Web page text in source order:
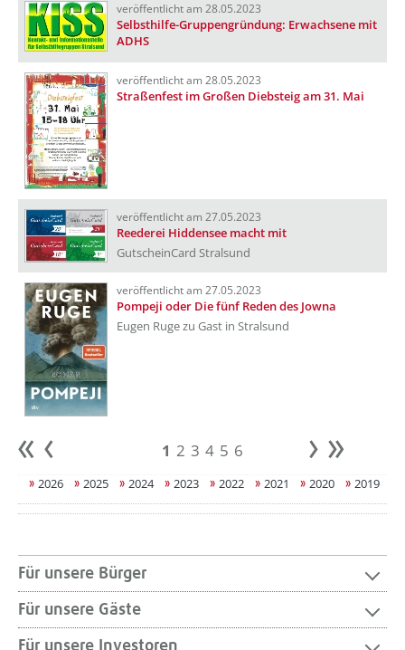
veröffentlicht am 28.05.2023
Selbsthilfe-Gruppengründung: Erwachsene mit
ADHS
veröffentlicht am 28.05.2023
Straßenfest im Großen Diebsteig am 31. Mai
veröffentlicht am 27.05.2023
Reederei Hiddensee macht mit
GutscheinCard Stralsund
veröffentlicht am 27.05.2023
Pompeji oder Die fünf Reden des Jowna
Eugen Ruge zu Gast in Stralsund
Anfang 1 2 3 4 5 6 weiter
2026 2025 2024 2023 2022 2021 2020 2019
Für unsere Bürger
Für unsere Gäste
Für unsere Investoren